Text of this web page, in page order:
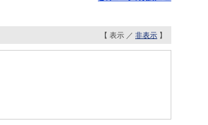
【 表示 ／ 非表示 】